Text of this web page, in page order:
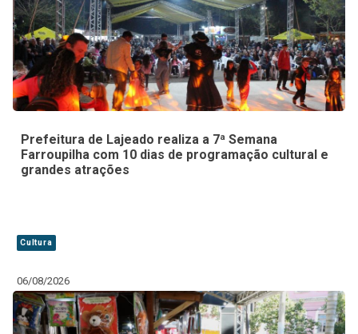
Prefeitura de Lajeado realiza a 7ª Semana
Farroupilha com 10 dias de programação cultural e
grandes atrações
Cultura
06/08/2026